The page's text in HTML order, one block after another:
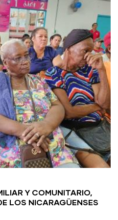
Y COMUNITARIO,
LOS NICARAGÜENSES